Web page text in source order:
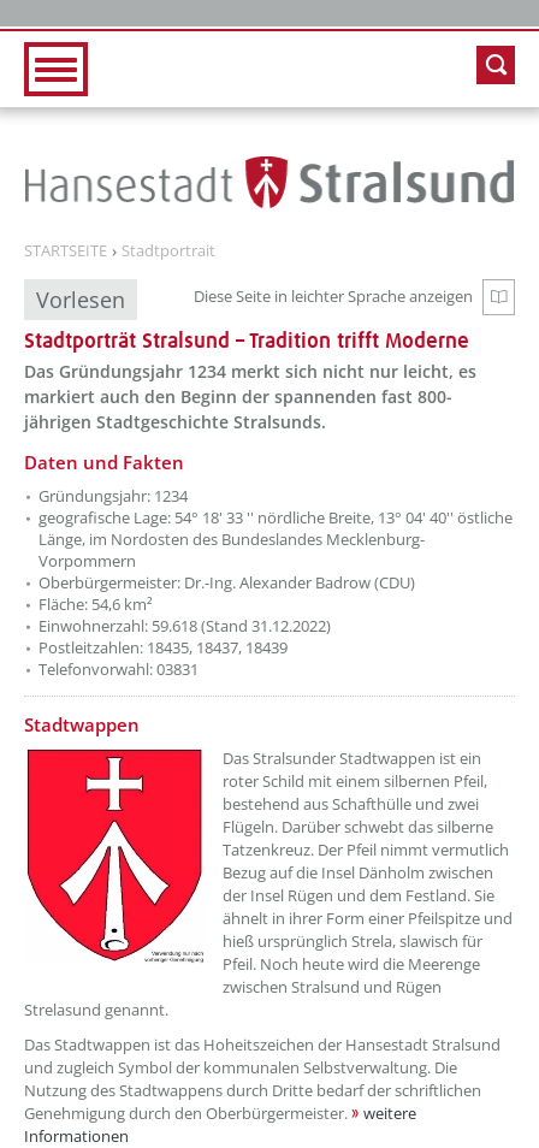
STARTSEITE Stadtportrait
Vorlesen Diese Seite in leichter Sprache anzeigen
Zur
Stadtporträt Stralsund – Tradition trifft Moderne
Das Gründungsjahr 1234 merkt sich nicht nur leicht, es
markiert auch den Beginn der spannenden fast 800-
jährigen Stadtgeschichte Stralsunds.
??? absaetzeOben[1]/titel ???
Daten und Fakten
Gründungsjahr: 1234
geografische Lage: 54° 18' 33 '' nördliche Breite, 13° 04' 40'' östliche
Länge, im Nordosten des Bundeslandes Mecklenburg-
Vorpommern
Oberbürgermeister: Dr.-Ing. Alexander Badrow (CDU)
Fläche: 54,6 km²
Einwohnerzahl: 59.618 (Stand 31.12.2022)
Postleitzahlen: 18435, 18437, 18439
Telefonvorwahl: 03831
??? absaetzeOben[2]/titel ???
Stadtwappen
Das Stralsunder Stadtwappen ist ein
roter Schild mit einem silbernen Pfeil,
bestehend aus Schafthülle und zwei
Flügeln. Darüber schwebt das silberne
Tatzenkreuz. Der Pfeil nimmt vermutlich
Bezug auf die Insel Dänholm zwischen
der Insel Rügen und dem Festland. Sie
ähnelt in ihrer Form einer Pfeilspitze und
hieß ursprünglich Strela, slawisch für
Pfeil. Noch heute wird die Meerenge
zwischen Stralsund und Rügen
Strelasund genannt.
Das Stadtwappen ist das Hoheitszeichen der Hansestadt Stralsund
und zugleich Symbol der kommunalen Selbstverwaltung. Die
Nutzung des Stadtwappens durch Dritte bedarf der schriftlichen
Genehmigung durch den Oberbürgermeister.
weitere
Informationen